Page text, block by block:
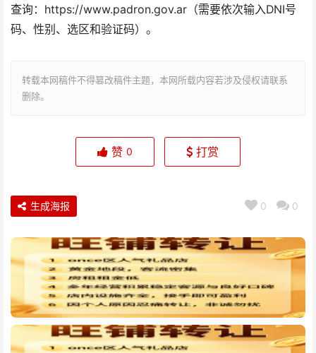
查询：https://www.padron.gov.ar（需要依次输入DNI号
码、性别、选区和验证码）。
转载本网稿件不得篡改稿件主题，本网所载内容若涉及侵权请联系
删除。
赞 0 打赏
0 0
生成海报